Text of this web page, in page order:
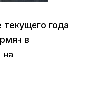
года
в
на